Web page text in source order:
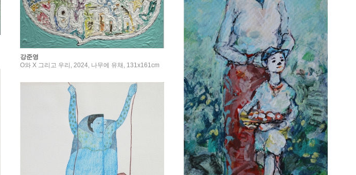
강준영
O와 X 그리고 우리, 2024, 나무에 유채, 131x161cm